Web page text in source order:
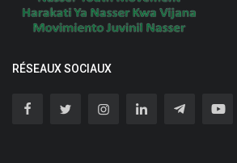
RÉSEAUX SOCIAUX